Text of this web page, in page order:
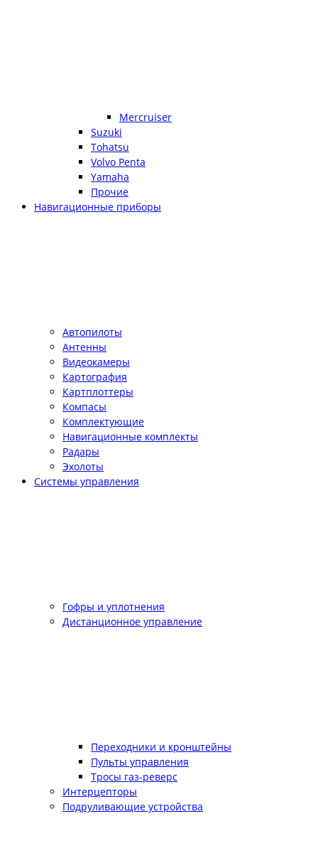
Mercruiser
Suzuki
Tohatsu
Volvo Penta
Yamaha
Прочие
Навигационные приборы
Автопилоты
Антенны
Видеокамеры
Картография
Картплоттеры
Компасы
Комплектующие
Навигационные комплекты
Радары
Эхолоты
Системы управления
Гофры и уплотнения
Дистанционное управление
Переходники и кронштейны
Пульты управления
Тросы газ-реверс
Интерцепторы
Подруливающие устройства